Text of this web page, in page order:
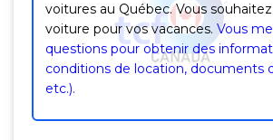
voitures au Québec. Vous
voiture pour vos vacances. Vous
questions pour obtenir des
conditions de location, documents
etc.).